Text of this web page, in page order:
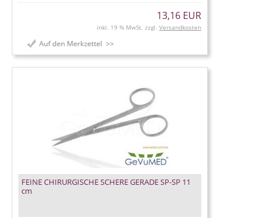
13,16 EUR
inkl. 19 % MwSt. zzgl. Versandkosten
FEINE CHIRURGISCHE SCHERE GERADE SP-SP 11
cm